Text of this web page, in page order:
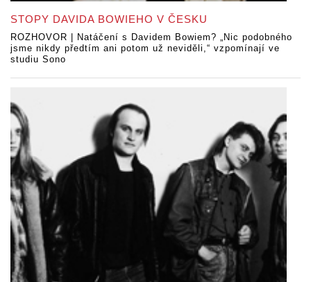
STOPY DAVIDA BOWIEHO V ČESKU
ROZHOVOR | Natáčení s Davidem Bowiem? „Nic podobného
jsme nikdy předtím ani potom už neviděli,“ vzpomínají ve
studiu Sono